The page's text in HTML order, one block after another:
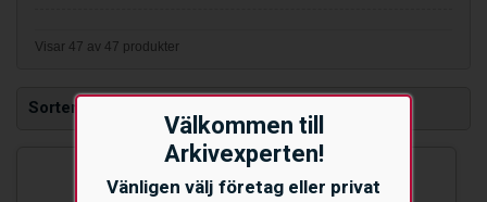
Välkommen till
Arkivexperten!
Vänligen välj företag eller privat
Sortera efter
Visar 47 av 47 produkter